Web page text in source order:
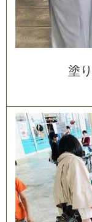
塗 り